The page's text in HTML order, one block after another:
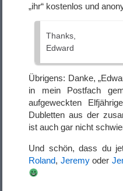
„ihr“ kostenlos und
Thanks,
Edward
Übrigens: Danke,
in mein Postfach
aufgeweckten
Dubletten aus der
ist auch gar nicht
Und schön, dass du
Roland, Jeremyoder